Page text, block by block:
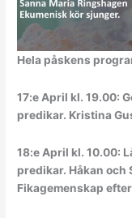
Hela påskens
17:e April kl. 19.00:
predikar. Kristina
18:e April kl. 10.00:
predikar. Håkan och
Fikagemenskap